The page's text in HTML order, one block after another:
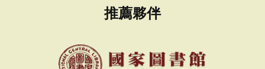
推薦夥伴